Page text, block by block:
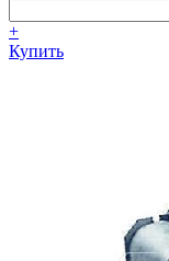
+
Купить